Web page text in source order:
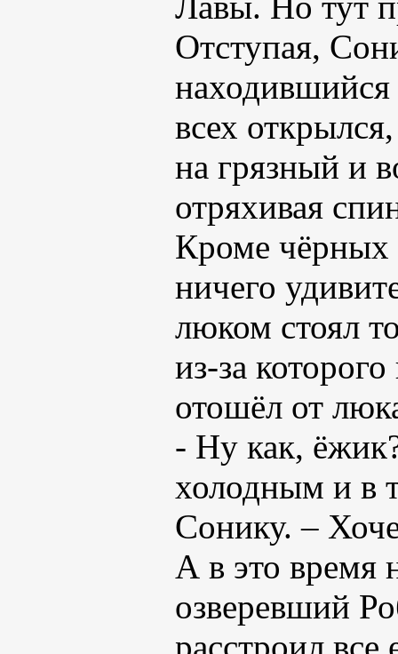
Отступая,
находившийся
всех
на грязный и
отряхивая
Кроме чёрных
ничего
люком стоял
из-за
отошёл от
- Ну как,
холодным и в
Сонику. –
А в это время
озверевший